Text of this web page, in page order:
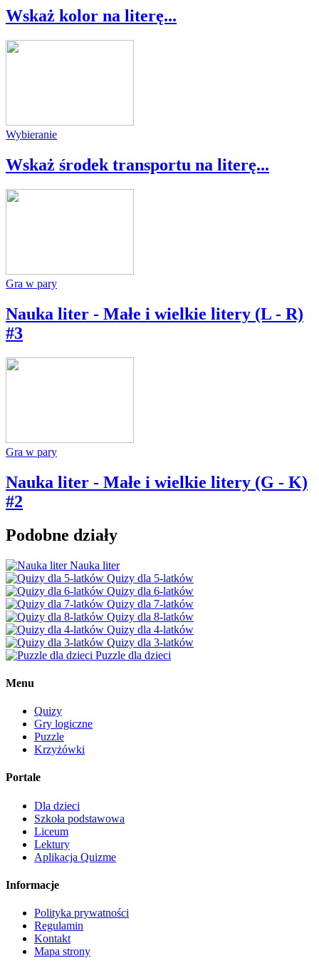
Wskaż kolor na literę...
Wybieranie
Wskaż środek transportu na literę...
Gra w pary
Nauka liter - Małe i wielkie litery (L - R)
#3
Gra w pary
Nauka liter - Małe i wielkie litery (G - K)
#2
Podobne działy
Nauka liter
Quizy dla 5-latków
Quizy dla 6-latków
Quizy dla 7-latków
Quizy dla 8-latków
Quizy dla 4-latków
Quizy dla 3-latków
Puzzle dla dzieci
Menu
Quizy
Gry logiczne
Puzzle
Krzyżówki
Portale
Dla dzieci
Szkoła podstawowa
Liceum
Lektury
Aplikacja Quizme
Informacje
Polityka prywatności
Regulamin
Kontakt
Mapa strony